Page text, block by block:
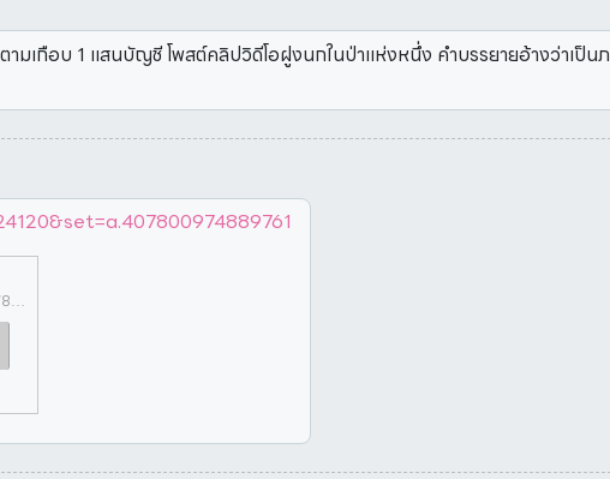
เกือบ 1 แสนบัญชี โพสต์คลิปวิดีโอฝูงนกในป่าแห่งหนึ่ง คำบรรยายอ้างว่าเป็นภ
https://www.facebook.com/photo?fbid=1055790653424120&set=a.407800974889761